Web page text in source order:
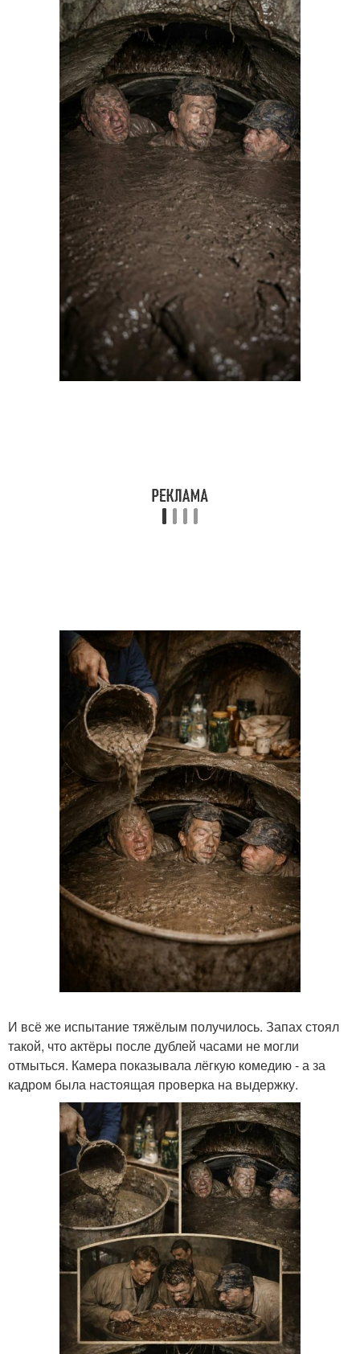
И всё же испытание тяжёлым получилось. Запах стоял
такой, что актёры после дублей часами не могли
отмыться. Камера показывала лёгкую комедию - а за
кадром была настоящая проверка на выдержку.